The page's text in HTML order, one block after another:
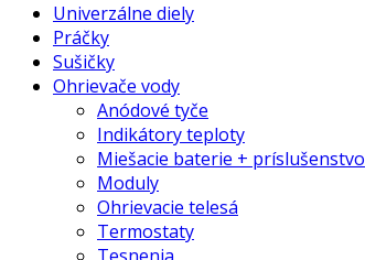
Univerzálne diely
Práčky
Sušičky
Ohrievače vody
Anódové tyče
Indikátory teploty
Miešacie baterie + príslušenstvo
Moduly
Ohrievacie telesá
Termostaty